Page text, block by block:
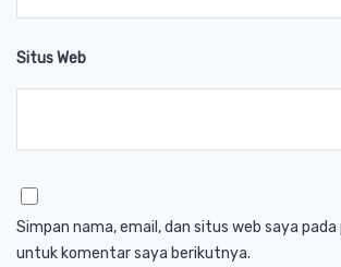
Situs Web
Simpan nama, email, dan situs web saya pada
untuk komentar saya berikutnya.